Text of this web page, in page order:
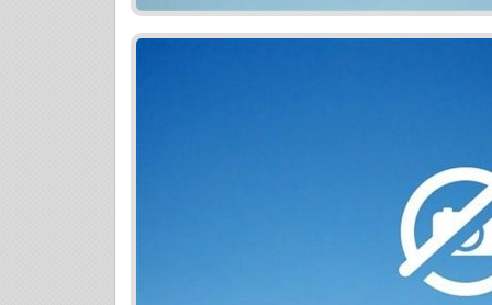
Projekt je rozdelený v rámci
zmluvy + úhrada rezervačného poplatku
a získajte komplexné poistenie na
a bez starostí. Najlepší úver na
trhu. Či už plánujete financovať nové
namiesto existujúceho alebo nahradiť
vždy pripravené poskytnúť vám
poradenstvo v oblasti hypoték a